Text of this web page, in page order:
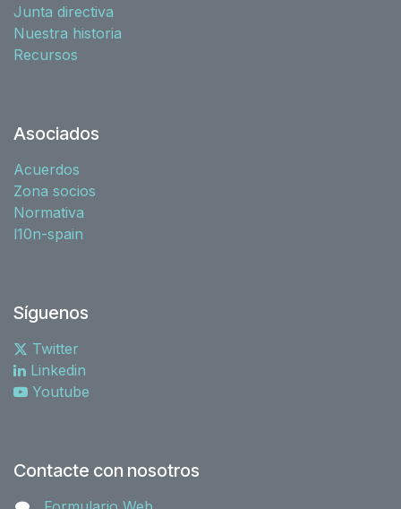
Junta directiva
Nuestra historia
Recursos
Asociados
Acuerdos
Zona socios
Normativa
l10n-spain
Síguenos
Twitter
Linkedin
Youtube
Contacte con nosotros